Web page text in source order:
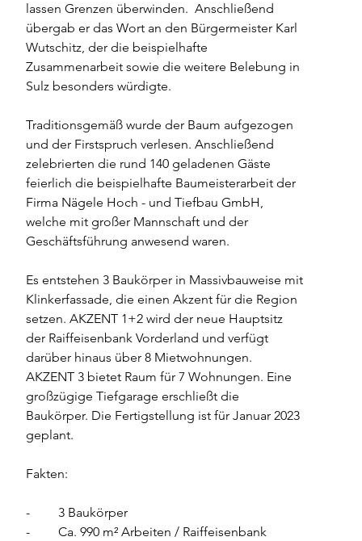
lassen Grenzen überwinden.  Anschließend
übergab er das Wort an den Bürgermeister Karl
Wutschitz, der die beispielhafte
Zusammenarbeit sowie die weitere Belebung in
Sulz besonders würdigte.
Traditionsgemäß wurde der Baum aufgezogen
und der Firstspruch verlesen. Anschließend
zelebrierten die rund 140 geladenen Gäste
feierlich die beispielhafte Baumeisterarbeit der
Firma Nägele Hoch - und Tiefbau GmbH,
welche mit großer Mannschaft und der
Geschäftsführung anwesend waren.
Es entstehen 3 Baukörper in Massivbauweise mit
Klinkerfassade, die einen Akzent für die Region
setzen. AKZENT 1+2 wird der neue Hauptsitz
der Raiffeisenbank Vorderland und verfügt
darüber hinaus über 8 Mietwohnungen.
AKZENT 3 bietet Raum für 7 Wohnungen. Eine
großzügige Tiefgarage erschließt die
Baukörper. Die Fertigstellung ist für Januar 2023
geplant.
Fakten:
-	3 Baukörper
-	Ca. 990 m² Arbeiten / Raiffeisenbank